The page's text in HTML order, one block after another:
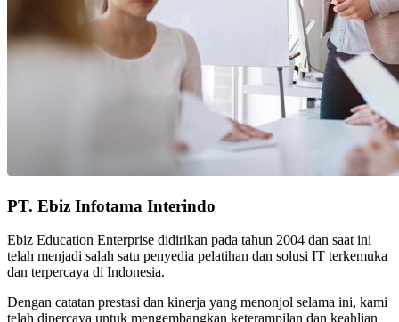
PT. Ebiz Infotama Interindo
Ebiz Education Enterprise didirikan pada tahun 2004 dan saat ini
telah menjadi salah satu penyedia pelatihan dan solusi IT terkemuka
dan terpercaya di Indonesia.
Dengan catatan prestasi dan kinerja yang menonjol selama ini, kami
telah dipercaya untuk mengembangkan keterampilan dan keahlian